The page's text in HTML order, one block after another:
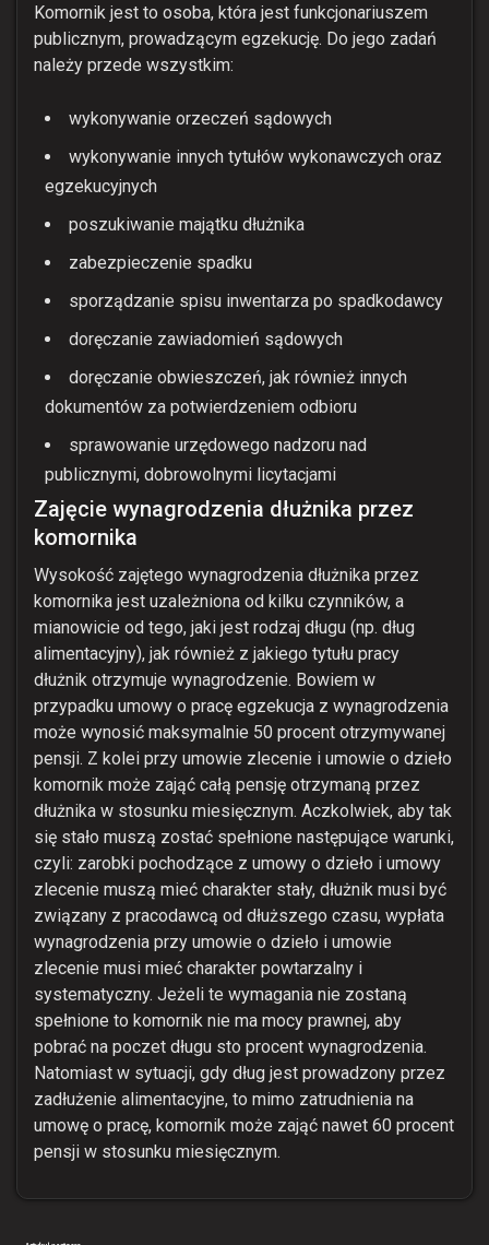
Komornik jest to osoba, która jest funkcjonariuszem
publicznym, prowadzącym egzekucję. Do jego zadań
należy przede wszystkim:
wykonywanie orzeczeń sądowych
wykonywanie innych tytułów wykonawczych oraz
egzekucyjnych
poszukiwanie majątku dłużnika
zabezpieczenie spadku
sporządzanie spisu inwentarza po spadkodawcy
doręczanie zawiadomień sądowych
doręczanie obwieszczeń, jak również innych
dokumentów za potwierdzeniem odbioru
sprawowanie urzędowego nadzoru nad
publicznymi, dobrowolnymi licytacjami
Zajęcie wynagrodzenia dłużnika przez
komornika
Wysokość zajętego wynagrodzenia dłużnika przez
komornika jest uzależniona od kilku czynników, a
mianowicie od tego, jaki jest rodzaj długu (np. dług
alimentacyjny), jak również z jakiego tytułu pracy
dłużnik otrzymuje wynagrodzenie. Bowiem w
przypadku umowy o pracę egzekucja z wynagrodzenia
może wynosić maksymalnie 50 procent otrzymywanej
pensji. Z kolei przy umowie zlecenie i umowie o dzieło
komornik może zająć całą pensję otrzymaną przez
dłużnika w stosunku miesięcznym. Aczkolwiek, aby tak
się stało muszą zostać spełnione następujące warunki,
czyli: zarobki pochodzące z umowy o dzieło i umowy
zlecenie muszą mieć charakter stały, dłużnik musi być
związany z pracodawcą od dłuższego czasu, wypłata
wynagrodzenia przy umowie o dzieło i umowie
zlecenie musi mieć charakter powtarzalny i
systematyczny. Jeżeli te wymagania nie zostaną
spełnione to komornik nie ma mocy prawnej, aby
pobrać na poczet długu sto procent wynagrodzenia.
Natomiast w sytuacji, gdy dług jest prowadzony przez
zadłużenie alimentacyjne, to mimo zatrudnienia na
umowę o pracę, komornik może zająć nawet 60 procent
pensji w stosunku miesięcznym.